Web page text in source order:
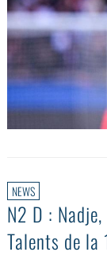
NEWS
N2 D :
Talents de la